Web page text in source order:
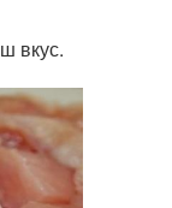
вкус.